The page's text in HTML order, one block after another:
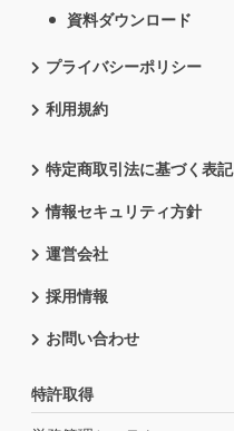
資料ダウンロード
プライバシーポリシー
利用規約
特定商取引法に基づく表記
情報セキュリティ方針
運営会社
採用情報
お問い合わせ
特許取得